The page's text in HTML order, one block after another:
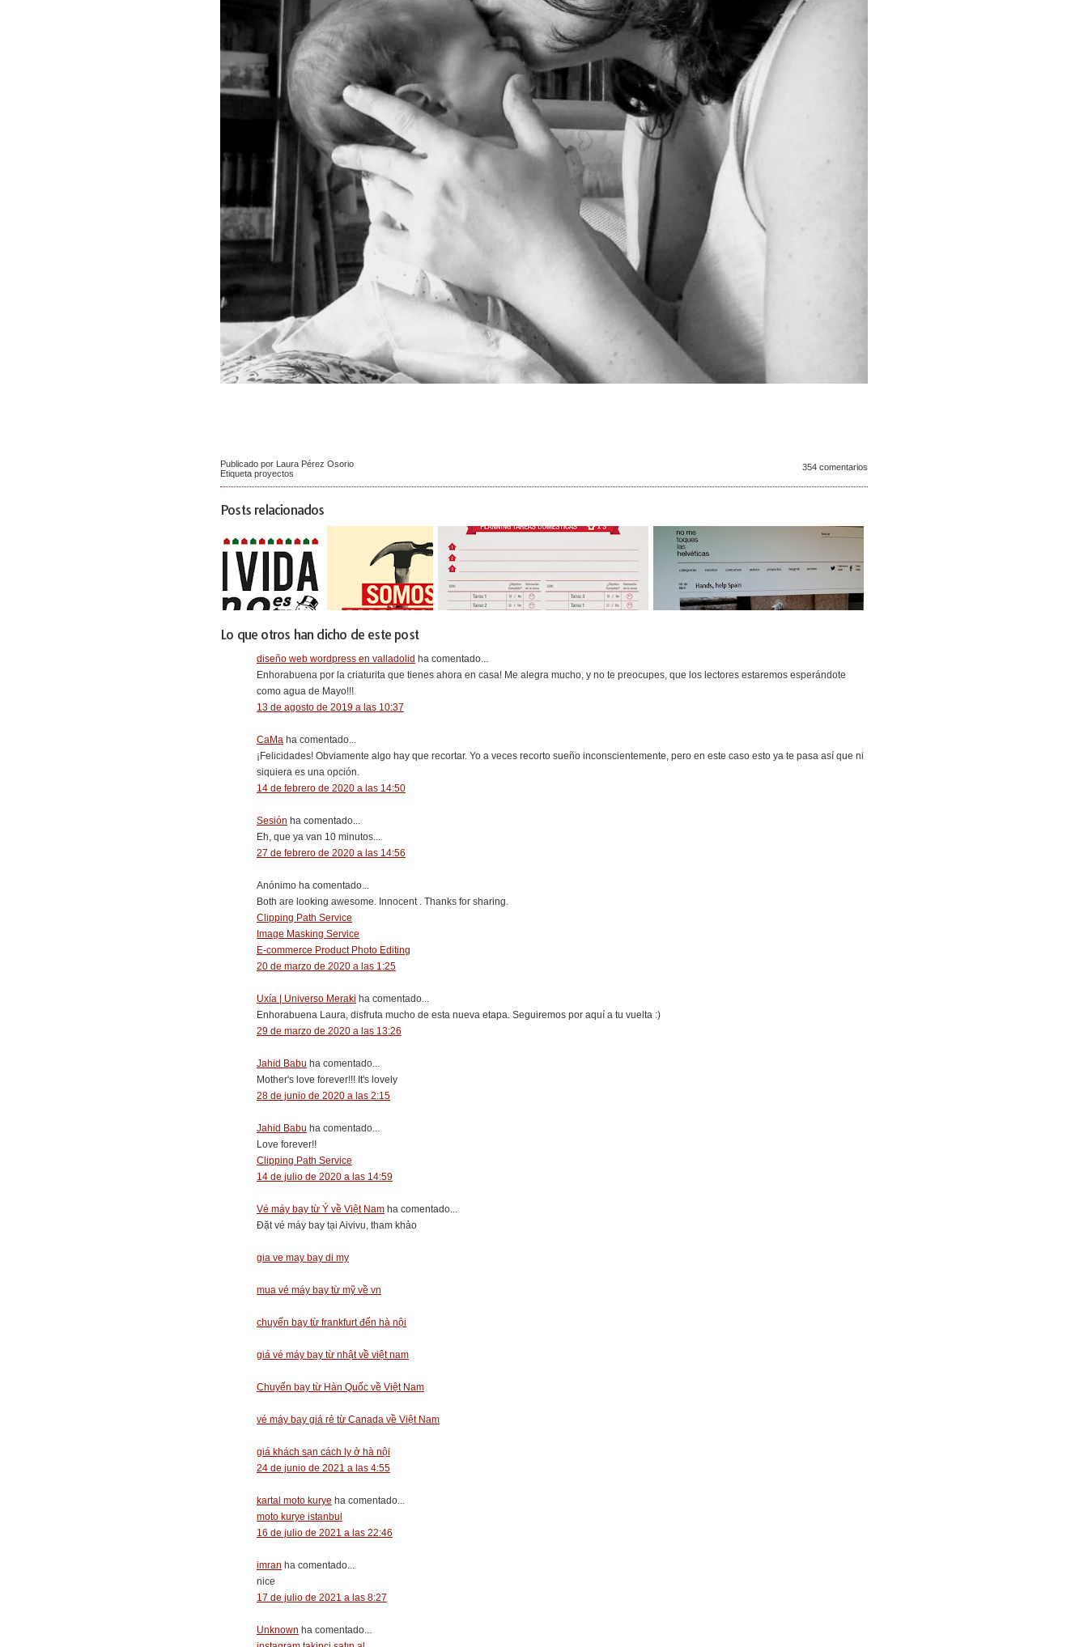
Publicado por Laura Pérez Osorio
Etiqueta proyectos
354 comentarios
Posts relacionados
Lo que otros han dicho de este post
diseño web wordpress en valladolid ha comentado...
Enhorabuena por la criaturita que tienes ahora en casa! Me alegra mucho, y no te preocupes, que los lectores estaremos esperándote
como agua de Mayo!!!
13 de agosto de 2019 a las 10:37
CaMa ha comentado...
¡Felicidades! Obviamente algo hay que recortar. Yo a veces recorto sueño inconscientemente, pero en este caso esto ya te pasa así que ni
siquiera es una opción.
14 de febrero de 2020 a las 14:50
Sesión ha comentado...
Eh, que ya van 10 minutos...
27 de febrero de 2020 a las 14:56
Anónimo ha comentado...
Both are looking awesome. Innocent . Thanks for sharing.
Clipping Path Service
Image Masking Service
E-commerce Product Photo Editing
20 de marzo de 2020 a las 1:25
Uxía | Universo Meraki ha comentado...
Enhorabuena Laura, disfruta mucho de esta nueva etapa. Seguiremos por aquí a tu vuelta :)
29 de marzo de 2020 a las 13:26
Jahid Babu ha comentado...
Mother's love forever!!! It's lovely
28 de junio de 2020 a las 2:15
Jahid Babu ha comentado...
Love forever!!
Clipping Path Service
14 de julio de 2020 a las 14:59
Vé máy bay từ Ý về Việt Nam ha comentado...
Đặt vé máy bay tại Aivivu, tham khảo
gia ve may bay di my
mua vé máy bay từ mỹ về vn
chuyến bay từ frankfurt đến hà nội
giá vé máy bay từ nhật về việt nam
Chuyến bay từ Hàn Quốc về Việt Nam
vé máy bay giá rẻ từ Canada về Việt Nam
giá khách sạn cách ly ở hà nội
24 de junio de 2021 a las 4:55
kartal moto kurye ha comentado...
moto kurye istanbul
16 de julio de 2021 a las 22:46
imran ha comentado...
nice
17 de julio de 2021 a las 8:27
Unknown ha comentado...